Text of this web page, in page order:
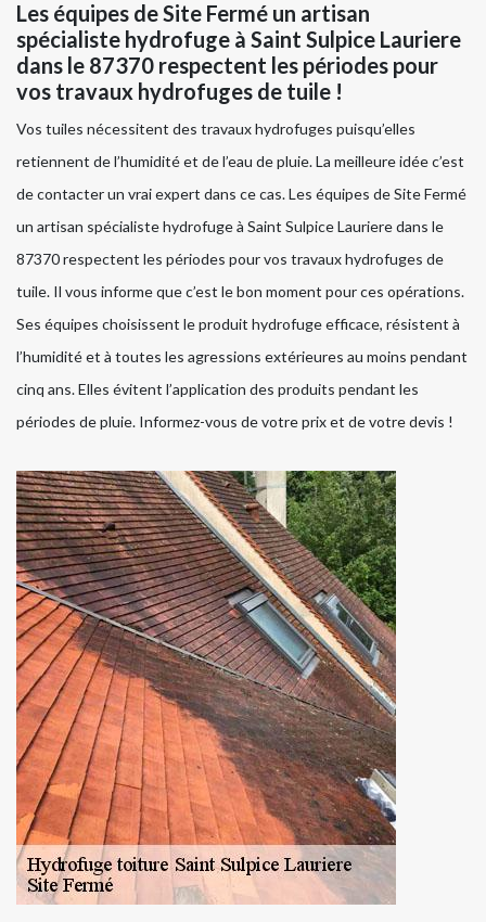
Les équipes de Site Fermé un artisan
spécialiste hydrofuge à Saint Sulpice Lauriere
dans le 87370 respectent les périodes pour
vos travaux hydrofuges de tuile !
Vos tuiles nécessitent des travaux hydrofuges puisqu’elles
retiennent de l’humidité et de l’eau de pluie. La meilleure idée c’est
de contacter un vrai expert dans ce cas. Les équipes de Site Fermé
un artisan spécialiste hydrofuge à Saint Sulpice Lauriere dans le
87370 respectent les périodes pour vos travaux hydrofuges de
tuile. Il vous informe que c’est le bon moment pour ces opérations.
Ses équipes choisissent le produit hydrofuge efficace, résistent à
l’humidité et à toutes les agressions extérieures au moins pendant
cinq ans. Elles évitent l’application des produits pendant les
périodes de pluie. Informez-vous de votre prix et de votre devis !